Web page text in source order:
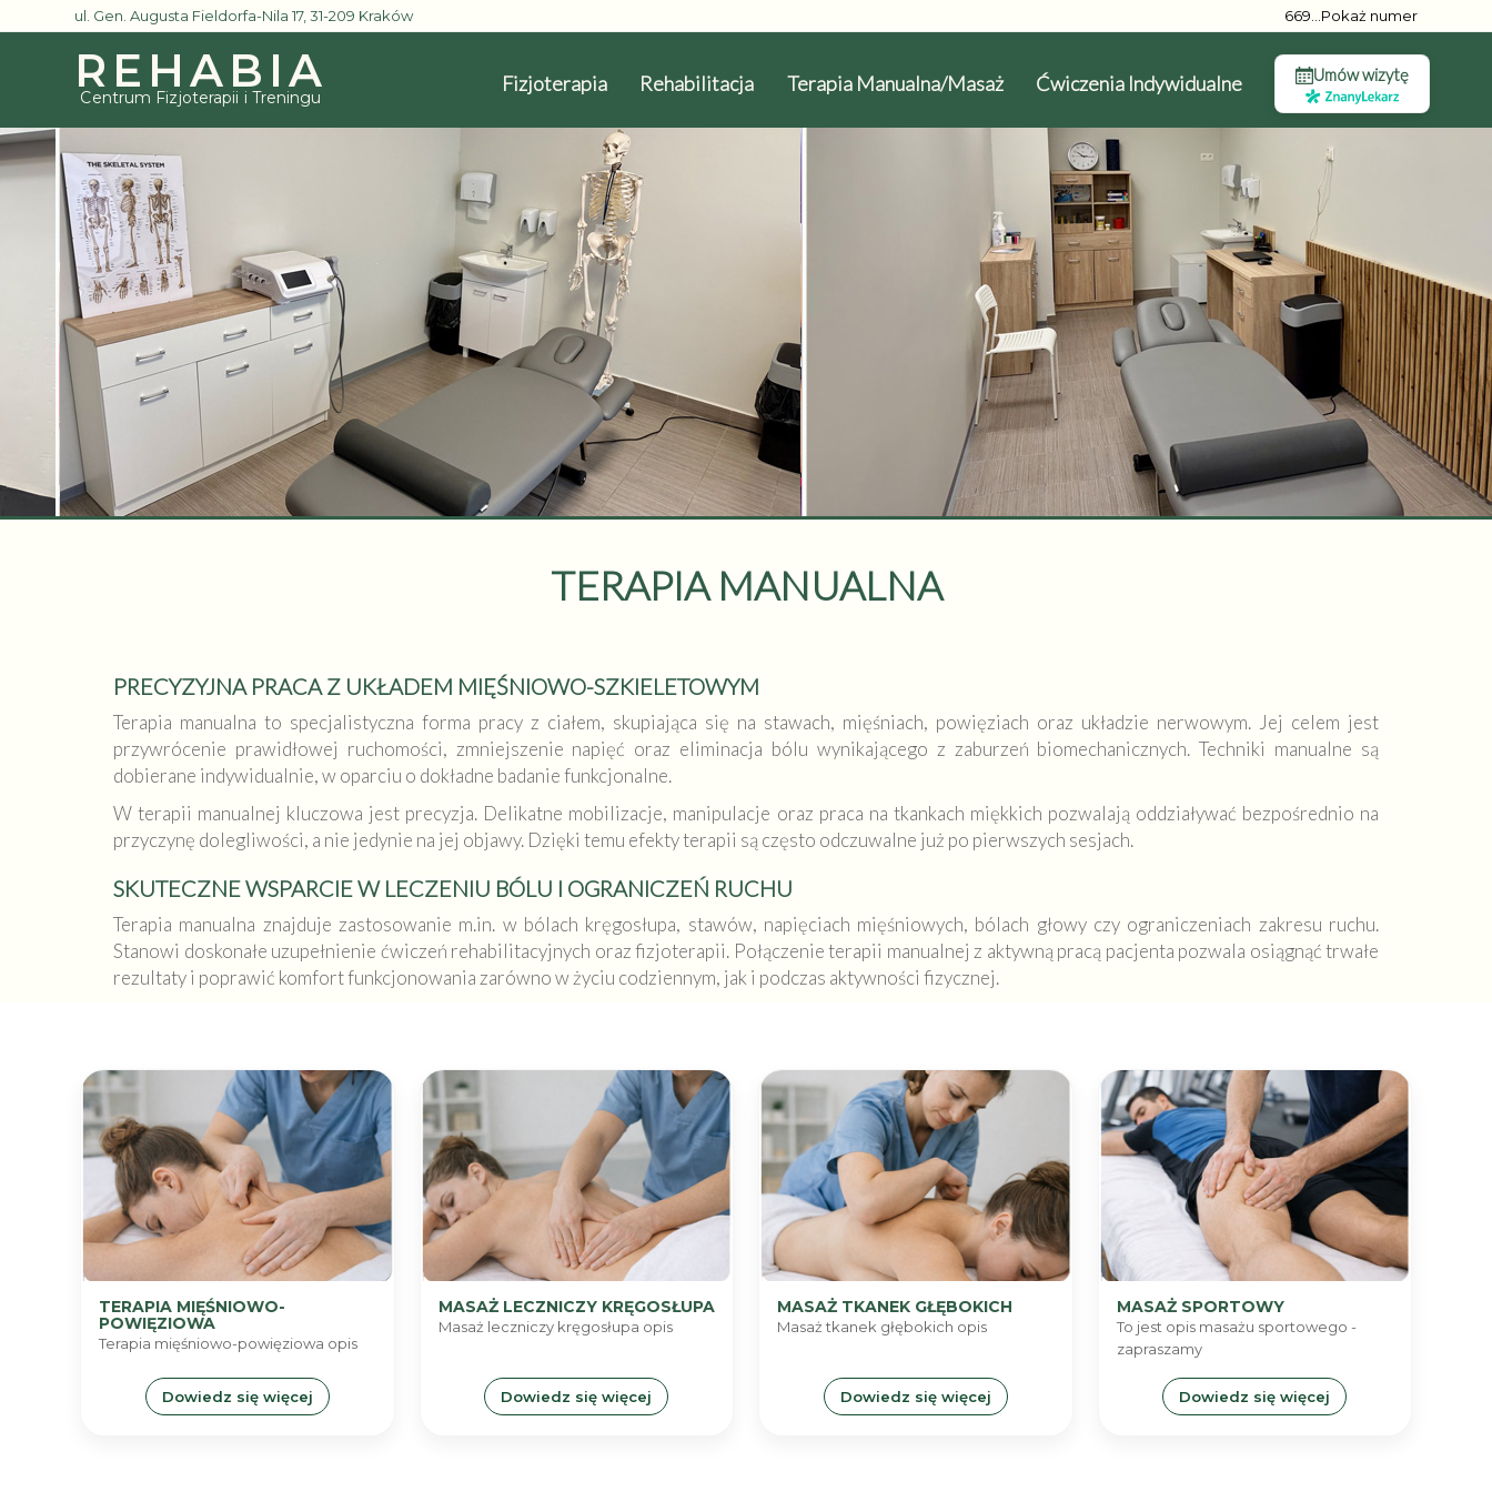
ul. Gen. Augusta Fieldorfa-Nila 17, 31-209 Kraków 669...Pokaż numer
REHABIA
Centrum Fizjoterapii i Treningu
Fizjoterapia Rehabilitacja Terapia Manualna/Masaż Ćwiczenia Indywidualne Umów wizytę
TERAPIA MANUALNA
PRECYZYJNA PRACA Z UKŁADEM MIĘŚNIOWO-SZKIELETOWYM
Terapia manualna to specjalistyczna forma pracy z ciałem, skupiająca się na stawach, mięśniach, powięziach oraz układzie nerwowym. Jej celem jest
przywrócenie prawidłowej ruchomości, zmniejszenie napięć oraz eliminacja bólu wynikającego z zaburzeń biomechanicznych. Techniki manualne są
dobierane indywidualnie, w oparciu o dokładne badanie funkcjonalne.
W terapii manualnej kluczowa jest precyzja. Delikatne mobilizacje, manipulacje oraz praca na tkankach miękkich pozwalają oddziaływać bezpośrednio na
przyczynę dolegliwości, a nie jedynie na jej objawy. Dzięki temu efekty terapii są często odczuwalne już po pierwszych sesjach.
SKUTECZNE WSPARCIE W LECZENIU BÓLU I OGRANICZEŃ RUCHU
Terapia manualna znajduje zastosowanie m.in. w bólach kręgosłupa, stawów, napięciach mięśniowych, bólach głowy czy ograniczeniach zakresu ruchu.
Stanowi doskonałe uzupełnienie ćwiczeń rehabilitacyjnych oraz fizjoterapii. Połączenie terapii manualnej z aktywną pracą pacjenta pozwala osiągnąć trwałe
rezultaty i poprawić komfort funkcjonowania zarówno w życiu codziennym, jak i podczas aktywności fizycznej.
TERAPIA MIĘŚNIOWO-
POWIĘZIOWA
Terapia mięśniowo-powięziowa opis
Dowiedz się więcej
MASAŻ LECZNICZY KRĘGOSŁUPA
Masaż leczniczy kręgosłupa opis
Dowiedz się więcej
MASAŻ TKANEK GŁĘBOKICH
Masaż tkanek głębokich opis
Dowiedz się więcej
MASAŻ SPORTOWY
To jest opis masażu sportowego -
zapraszamy
Dowiedz się więcej